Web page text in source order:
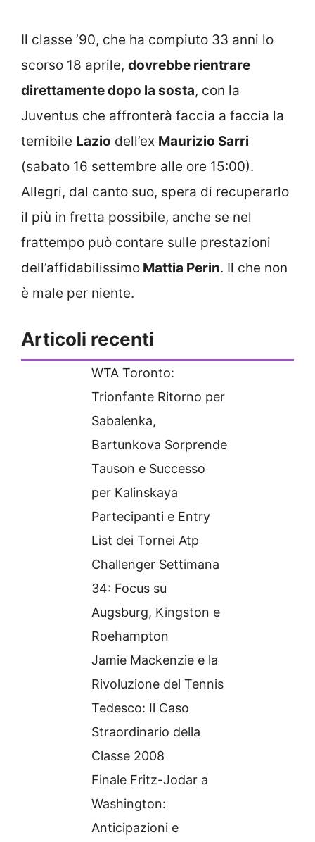
Il classe ’90, che ha compiuto 33 anni lo
scorso 18 aprile, dovrebbe rientrare
direttamente dopo la sosta, con la
Juventus che affronterà faccia a faccia la
temibile Lazio dell’ex Maurizio Sarri
(sabato 16 settembre alle ore 15:00).
Allegri, dal canto suo, spera di recuperarlo
il più in fretta possibile, anche se nel
frattempo può contare sulle prestazioni
dell’affidabilissimo Mattia Perin. Il che non
è male per niente.
Articoli recenti
WTA Toronto:
Trionfante Ritorno per
Sabalenka,
Bartunkova Sorprende
Tauson e Successo
per Kalinskaya
Partecipanti e Entry
List dei Tornei Atp
Challenger Settimana
34: Focus su
Augsburg, Kingston e
Roehampton
Jamie Mackenzie e la
Rivoluzione del Tennis
Tedesco: Il Caso
Straordinario della
Classe 2008
Finale Fritz-Jodar a
Washington:
Anticipazioni e